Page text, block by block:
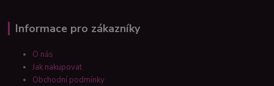
Informace pro zákazníky
O nás
Jak nakupovat
Obchodní podmínky